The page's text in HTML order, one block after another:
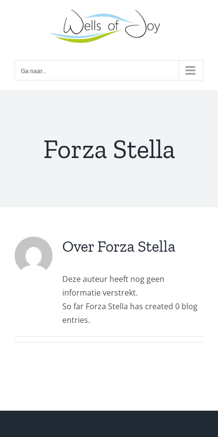
Ga naar...
Forza Stella
Over Forza Stella
Deze auteur heeft nog geen
informatie verstrekt.
So far Forza Stella has created 0 blog
entries.